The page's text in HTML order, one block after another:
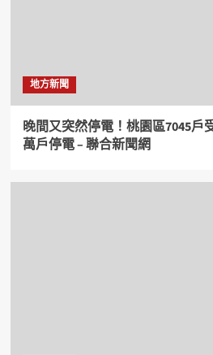
地方新聞
晚間又突然停電！桃園區7045戶
萬戶停電 – 聯合新聞網